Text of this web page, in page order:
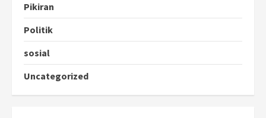
Pikiran
Politik
sosial
Uncategorized